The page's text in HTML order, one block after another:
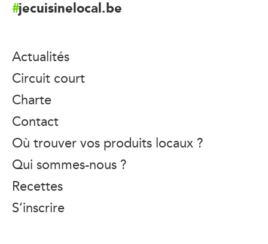
jecuisinelocal.be
Actualités
Circuit court
Charte
Contact
Où trouver vos produits locaux ?
Qui sommes-nous ?
Recettes
S’inscrire